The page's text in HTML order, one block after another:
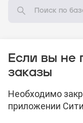
Если вы не
заказы
Необходимо
приложении